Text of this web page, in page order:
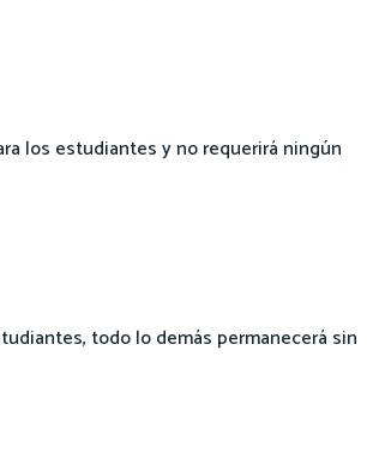
los estudiantes y no requerirá ningún
todo lo demás permanecerá sin